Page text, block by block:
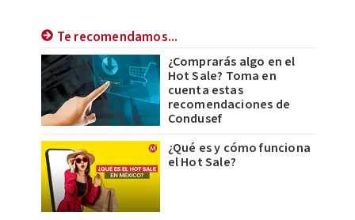
Te recomendamos...
¿Comprarás algo en el
Hot Sale? Toma en
cuenta estas
recomendaciones de
Condusef
¿Qué es y cómo funciona
el Hot Sale?